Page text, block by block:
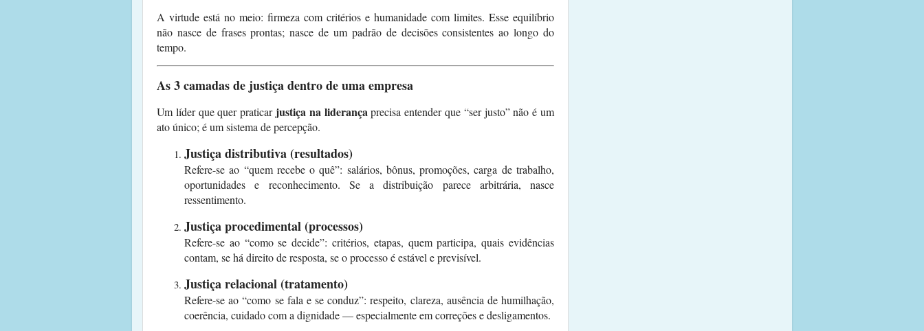
A virtude está no meio: firmeza com critérios e humanidade com limites. Esse equilíbrio
não nasce de frases prontas; nasce de um padrão de decisões consistentes ao longo do
tempo.
As 3 camadas de justiça dentro de uma empresa
Um líder que quer praticar justiça na liderança precisa entender que “ser justo” não é um
ato único; é um sistema de percepção.
Justiça distributiva (resultados)
Refere-se ao “quem recebe o quê”: salários, bônus, promoções, carga de trabalho,
oportunidades e reconhecimento. Se a distribuição parece arbitrária, nasce
ressentimento.
Justiça procedimental (processos)
Refere-se ao “como se decide”: critérios, etapas, quem participa, quais evidências
contam, se há direito de resposta, se o processo é estável e previsível.
Justiça relacional (tratamento)
Refere-se ao “como se fala e se conduz”: respeito, clareza, ausência de humilhação,
coerência, cuidado com a dignidade — especialmente em correções e desligamentos.